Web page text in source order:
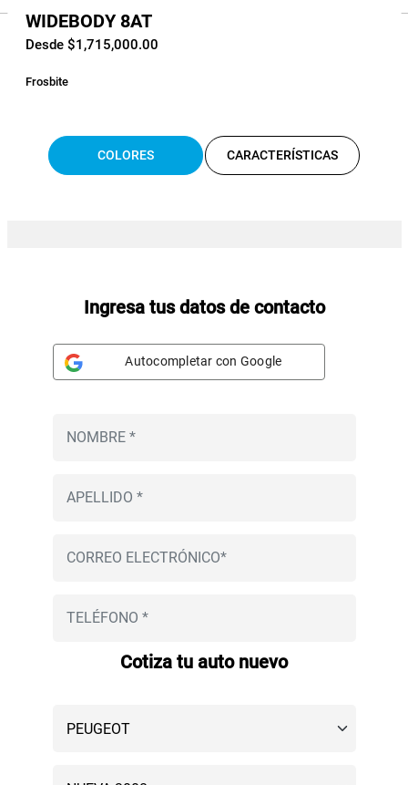
WIDEBODY 8AT
Desde $1,715,000.00
Frosbite
COLORES CARACTERÍSTICAS
Ingresa tus datos de contacto
Autocompletar con Google
Cotiza tu auto nuevo